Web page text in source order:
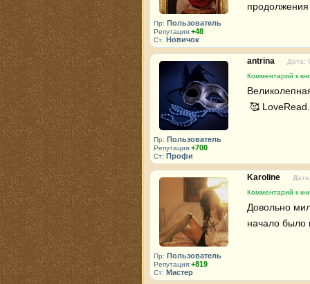
Пр: Пользователь
Репутация:+48
Ст: Новичок
Пр: Пользователь
Репутация:+700
Ст: Профи
antrina
Дата:
Комментарий к
🥰
Пр: Пользователь
Репутация:+819
Ст: Мастер
Karoline
Комментарий к
Довольно
начало было